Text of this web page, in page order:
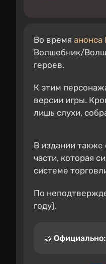
Во время анонса
Волшебник/
героев.
К этим
версии игры.
лишь слухи,
В издании также
части, которая
системе
По
году).
🤝